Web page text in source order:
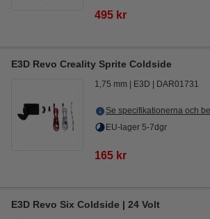
495 kr
E3D Revo Creality Sprite Coldside
1,75 mm E3D DAR01731
Se specifikationerna och
EU-lager 5-7dgr
165 kr
E3D Revo Six Coldside | 24 Volt